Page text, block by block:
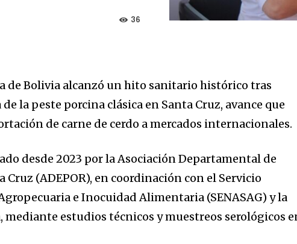
36
de Bolivia alcanzó un hito sanitario histórico tras
la peste porcina clásica en Santa Cruz, avance que
de carne de cerdo a mercados internacionales.
desde 2023 por la Asociación Departamental de
Cruz (ADEPOR), en coordinación con el Servicio
e Inocuidad Alimentaria (SENASAG) y la
mediante estudios técnicos y muestreos serológicos